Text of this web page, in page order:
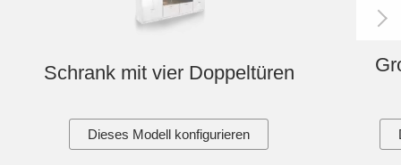
Schrank mit vier Doppeltüren
Dieses Modell konfigurieren